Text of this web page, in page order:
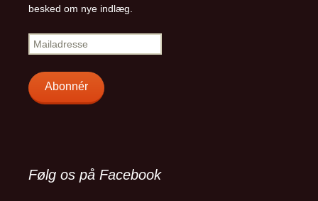
besked om nye indlæg.
Mailadresse
Abonnér
Følg os på Facebook